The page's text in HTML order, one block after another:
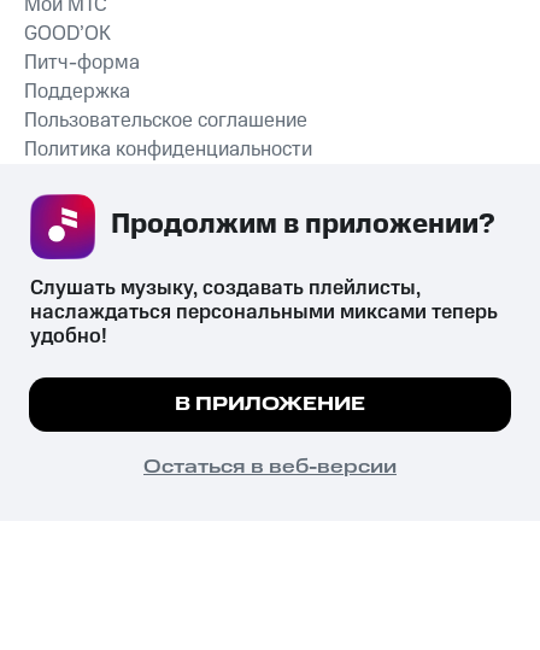
СКАЧАТЬ ПРИЛОЖЕНИЕ
GOOD’OK
Питч-форма
Поддержка
Пользовательское соглашение
Политика конфиденциальности
психотропных веществ, их аналогов причиняет вред здоровью,
их незаконный оборот запрещён и влечёт установленную
законодательством ответственность.
© 2026 ООО «КИОН».
Все права защищены
Мы используем куки, чтобы на сайте все
Подробнее
ПОНЯТНО
Слушать музыку, создавать плейлисты,
наслаждаться персональными миксами теперь
удобно!
В ПРИЛОЖЕНИЕ
Остаться в веб-версии